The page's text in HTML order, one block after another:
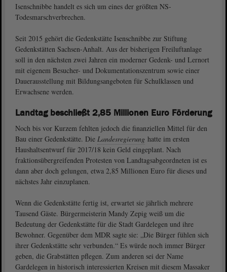
Isenschnibbe handelt es sich um eines der größten NS-
Todesmarschverbrechen.
Seit 2015 gehört die Gedenkstätte Isenschnibbe zur Stiftung
Gedenkstätten Sachsen-Anhalt. Aus der bisherigen Freiluftanlage
soll in den nächsten zwei Jahren ein moderner Gedenk- und Lernort
mit eigenem Besucher- und Dokumentationszentrum sowie einer
Dauerausstellung mit Bildungsangeboten für Schulklassen und
Erwachsene werden.
Landtag beschließt 2,85 Millionen Euro Förderung
Noch bis vor Kurzem fehlten jedoch die finanziellen Mittel für den
Bau einer Gedenkstätte. Die Landesregierung hatte im ersten
Haushaltsentwurf für 2017/18 kein Geld eingeplant. Nach
fraktionsübergreifenden Protesten von Landtagsabgeordneten ist es
dann aber doch gelungen, etwa 2,85 Millionen Euro für dieses und
nächstes Jahr einzuplanen.
Wenn die Gedenkstätte fertig ist, erwartet sie jährlich mehrere
Tausend Gäste. Bürgermeisterin Mandy Zepig weiß um die
Bedeutung der Gedenkstätte für die Stadt Gardelegen und ihre
Bewohner. Gegenüber dem MDR sagte sie: „Die Bürger fühlen sich
ihrer Gedenkstätte sehr verbunden.“ Es würde noch immer Bürger
geben, die Grabstätten pflegen. Zum anderen sei der Name
Gardelegen in historisch interessierten Kreisen mit diesem Massaker